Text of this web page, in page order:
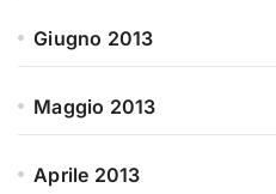
Giugno 2013
Maggio 2013
Aprile 2013